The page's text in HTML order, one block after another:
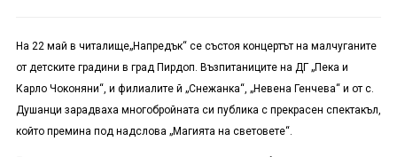
На 22 май в читалище„Напредък“ се състоя концертът на малчуганите
от детските градини в град Пирдоп. Възпитаниците на ДГ „Пека и
Карло Чоконяни“, и филиалите й „Снежанка“, „Невена Генчева“ и от с.
Душанци зарадваха многобройната си публика с прекрасен спектакъл,
който премина под надслова „Магията на световете“.